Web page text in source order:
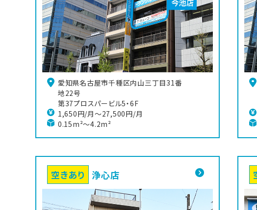
愛知県名古屋市千種区内山三丁目31番
地22号
第37プロスパービル5・6F
1,650円/月〜27,500円/月
0.15m²～4.2m²
空きあり 浄心店